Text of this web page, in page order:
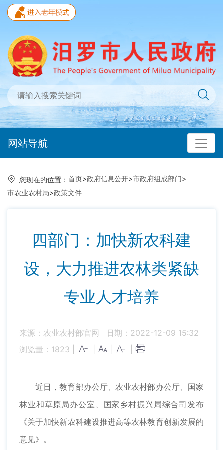
网站导航
您现在的位置： 首页>政府信息公开>市政府组成部门>
市农业农村局>政策文件
四部门：加快新农科建
设，大力推进农林类紧缺
专业人才培养
来源：农业农村部官网
日期：2022-12-09 15:32
浏览量： 1823
近日，教育部办公厅、农业农村部办公厅、国家
林业和草原局办公室、国家乡村振兴局综合司发布
《关于加快新农科建设推进高等农林教育创新发展的
意见》。